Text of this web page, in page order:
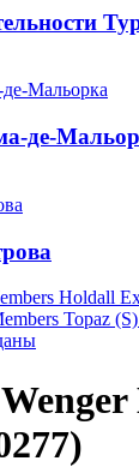
де-
Holdall
Topaz